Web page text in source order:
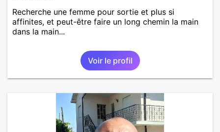
Recherche une femme pour sortie et plus si
affinites, et peut-être faire un long chemin la main
dans la main...
Voir le profil